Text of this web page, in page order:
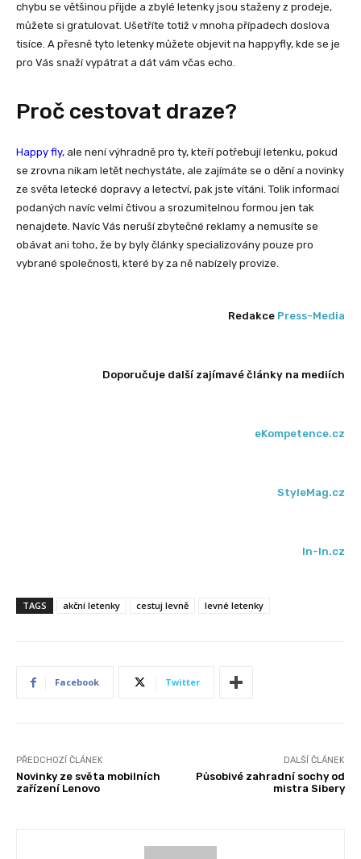
chybu se většinou přijde a zbylé letenky jsou staženy z prodeje,
můžete si gratulovat. Ušetříte totiž v mnoha případech doslova
tisíce. A přesně tyto letenky můžete objevit na happyfly, kde se je
pro Vás snaží vypátrat a dát vám včas echo.
Proč cestovat draze?
Happy fly, ale není výhradně pro ty, kteří potřebují letenku, pokud
se zrovna nikam letět nechystáte, ale zajímáte se o dění a novinky
ze světa letecké dopravy a letectví, pak jste vítáni. Tolik informací
podaných navíc velmi čtivou a srozumitelnou formou jen tak
nenajdete. Navíc Vás neruší zbytečné reklamy a nemusíte se
obávat ani toho, že by byly články specializovány pouze pro
vybrané společnosti, které by za ně nabízely provize.
Redakce Press-Media
Doporučuje další zajímavé články na mediích
eKompetence.cz
StyleMag.cz
In-In.cz
TAGS akční letenky cestuj levně levné letenky
Facebook Twitter
PŘEDCHOZÍ ČLÁNEK
Novinky ze světa mobilních
zařízení Lenovo
DALŠÍ ČLÁNEK
Působivé zahradní sochy od
mistra Sibery